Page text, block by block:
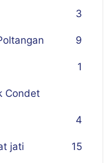
3
9
1
Condet
4
jati 15